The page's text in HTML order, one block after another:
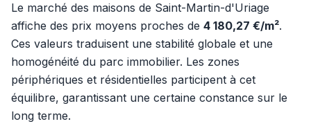
Le marché des maisons de Saint-Martin-d'Uriage
affiche des prix moyens proches de 4 180,27 €/m².
Ces valeurs traduisent une stabilité globale et une
homogénéité du parc immobilier. Les zones
périphériques et résidentielles participent à cet
équilibre, garantissant une certaine constance sur le
long terme.